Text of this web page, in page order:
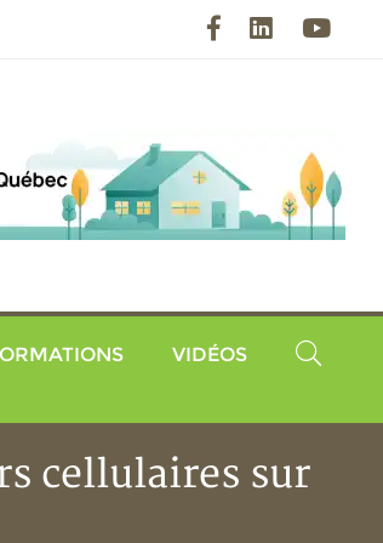
FacebookLinkedIn
VIDÉOS
cellulaires sur